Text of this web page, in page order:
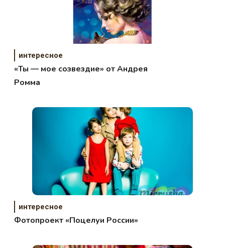
интересное
«Ты — мое созвездие» от Андрея
Ромма
интересное
Фотопроект «Поцелуи России»